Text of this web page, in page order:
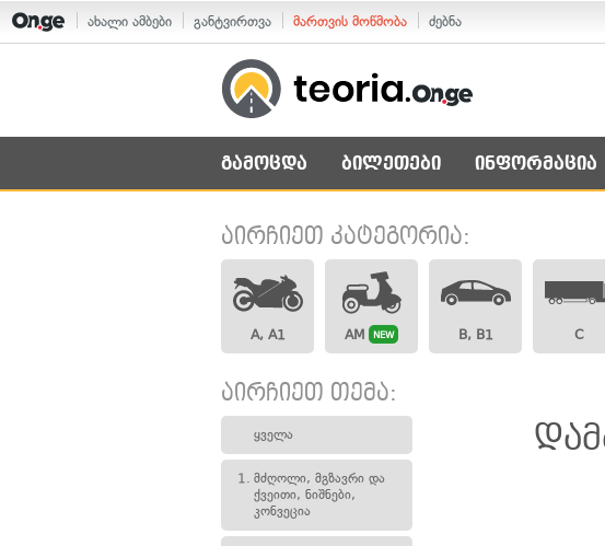
ახალი ამბები განტვირთვა მართვის მოწმობა ძებნა
გამოცდა ბილეთები ინფორმაცია
აირჩიეთ კატეგორია:
A, A1 AM NEW B, B1 C
აირჩიეთ თემა:
ყველა
1. მძღოლი, მგზავრი და
ქვეითი, ნიშნები,
კონვეცია